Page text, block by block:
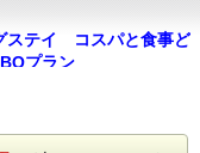
様々なアクティビティ
ない食事。
い。
由です。
方はご予約時にご希望
持ち込みはご遠慮いた
でもそろった空間が広
丘から広がる雄大な景
す。
ステイ コスパと食事ど
プラン
1組限定のグランピン